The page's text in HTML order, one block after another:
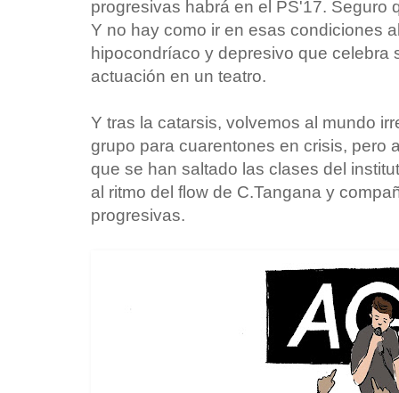
progresivas habrá en el PS'17. Seguro
Y no hay como ir en esas condiciones
hipocondríaco y depresivo que celebra
actuación en un teatro.
Y tras la catarsis, volvemos al mundo
grupo para cuarentones en crisis, pero
que se han saltado las clases del
al ritmo del flow de C.Tangana y
progresivas.